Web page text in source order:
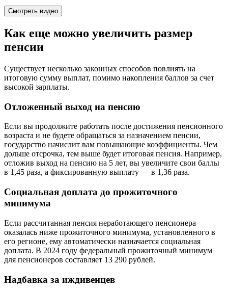
Смотреть видео
Как еще можно увеличить размер
пенсии
Существует несколько законных способов повлиять на
итоговую сумму выплат, помимо накопления баллов за счет
высокой зарплаты.
Отложенный выход на пенсию
Если вы продолжите работать после достижения пенсионного
возраста и не будете обращаться за назначением пенсии,
государство начислит вам повышающие коэффициенты. Чем
дольше отсрочка, тем выше будет итоговая пенсия. Например,
отложив выход на пенсию на 5 лет, вы увеличите свои баллы
в 1,45 раза, а фиксированную выплату — в 1,36 раза.
Социальная доплата до прожиточного
минимума
Если рассчитанная пенсия неработающего пенсионера
оказалась ниже прожиточного минимума, установленного в
его регионе, ему автоматически назначается социальная
доплата. В 2024 году федеральный прожиточный минимум
для пенсионеров составляет 13 290 рублей.
Надбавка за иждивенцев